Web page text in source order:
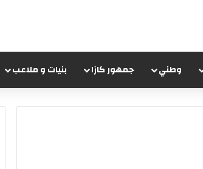
وطني جمهور كازا بنيات و ملاعب